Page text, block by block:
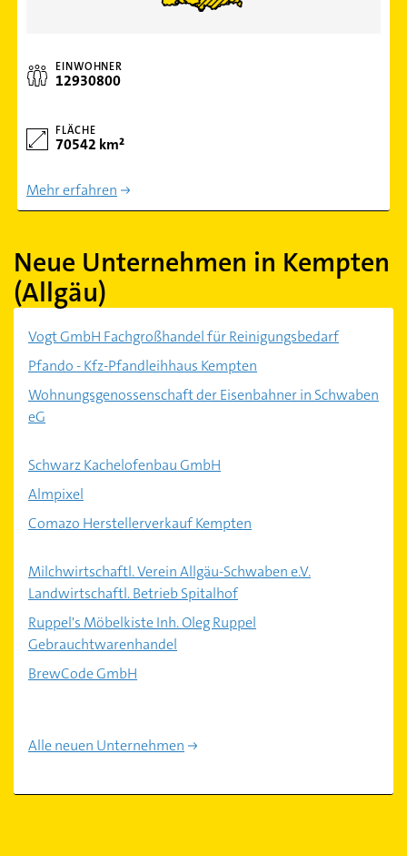
EINWOHNER
12930800
FLÄCHE
70542 km²
Mehr erfahren
Neue Unternehmen in Kempten
(Allgäu)
Vogt GmbH Fachgroßhandel für Reinigungsbedarf
Pfando - Kfz-Pfandleihhaus Kempten
Wohnungsgenossenschaft der Eisenbahner in Schwaben
eG
Schwarz Kachelofenbau GmbH
Almpixel
Comazo Herstellerverkauf Kempten
Milchwirtschaftl. Verein Allgäu-Schwaben e.V.
Landwirtschaftl. Betrieb Spitalhof
Ruppel's Möbelkiste Inh. Oleg Ruppel
Gebrauchtwarenhandel
BrewCode GmbH
Alle neuen Unternehmen